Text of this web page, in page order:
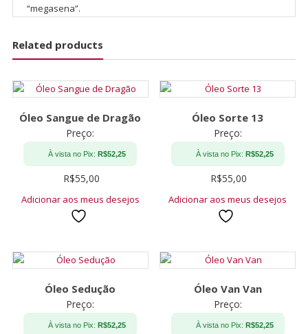
“megasena”.
Related products
Óleo Sangue de Dragão
Preço:
À vista no Pix: R$52,25
R$55,00
Adicionar aos meus desejos
Óleo Sorte 13
Preço:
À vista no Pix: R$52,25
R$55,00
Adicionar aos meus desejos
Óleo Sedução
Preço:
À vista no Pix: R$52,25
Óleo Van Van
Preço:
À vista no Pix: R$52,25